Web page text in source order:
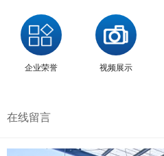
企业荣誉 视频展示
在线留言